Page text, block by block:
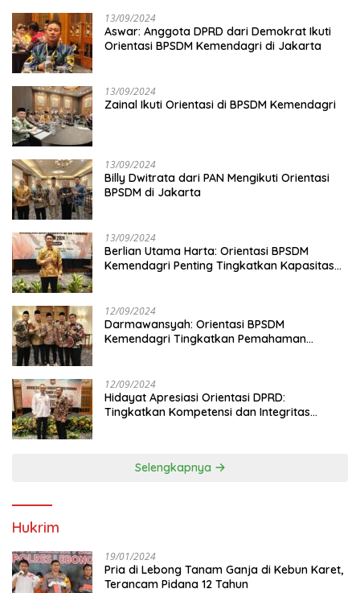
13/09/2024
Aswar: Anggota DPRD dari Demokrat Ikuti
Orientasi BPSDM Kemendagri di Jakarta
13/09/2024
Zainal Ikuti Orientasi di BPSDM Kemendagri
13/09/2024
Billy Dwitrata dari PAN Mengikuti Orientasi
BPSDM di Jakarta
13/09/2024
Berlian Utama Harta: Orientasi BPSDM
Kemendagri Penting Tingkatkan Kapasitas
12/09/2024
Darmawansyah: Orientasi BPSDM
Kemendagri Tingkatkan Pemahaman
12/09/2024
Hidayat Apresiasi Orientasi DPRD:
Tingkatkan Kompetensi dan Integritas
Selengkapnya
Hukrim
19/01/2024
Pria di Lebong Tanam Ganja di Kebun Karet,
Terancam Pidana 12 Tahun